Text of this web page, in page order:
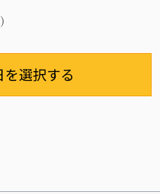
を選択する